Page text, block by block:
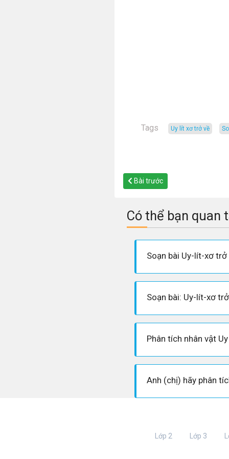
Tags uy lít xơ trở về
Bài trước
Có thể bạn quan
Soạn bài Uy-lít-xơ trở
Soạn bài: Uy-lít-xơ
Lớp 2 Lớp 3